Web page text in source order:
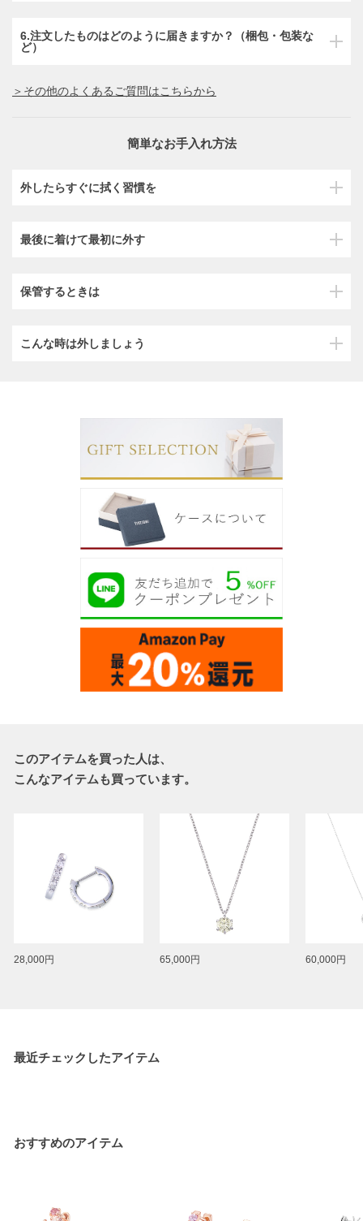
6.注文したものはどのように届きますか？（梱包・包装な
ど）
＞その他のよくあるご質問はこちらから
簡単なお手入れ方法
外したらすぐに拭く習慣を
最後に着けて最初に外す
保管するときは
こんな時は外しましょう
このアイテムを買った人は、
こんなアイテムも買っています。
28,000円 65,000円 60,000円
最近チェックしたアイテム
おすすめのアイテム